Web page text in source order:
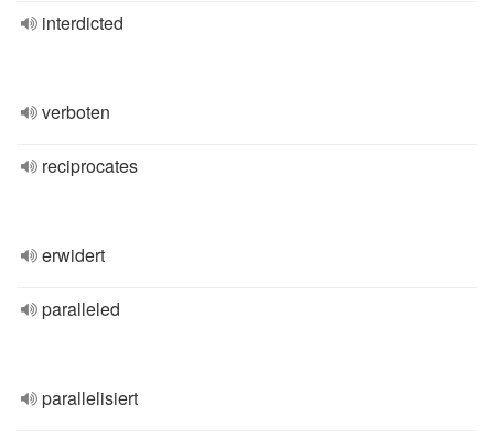
interdicted
verboten
reciprocates
erwidert
paralleled
parallelisiert